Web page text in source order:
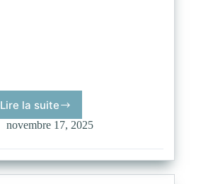
Lire la suite
Plume
novembre 17, 2025